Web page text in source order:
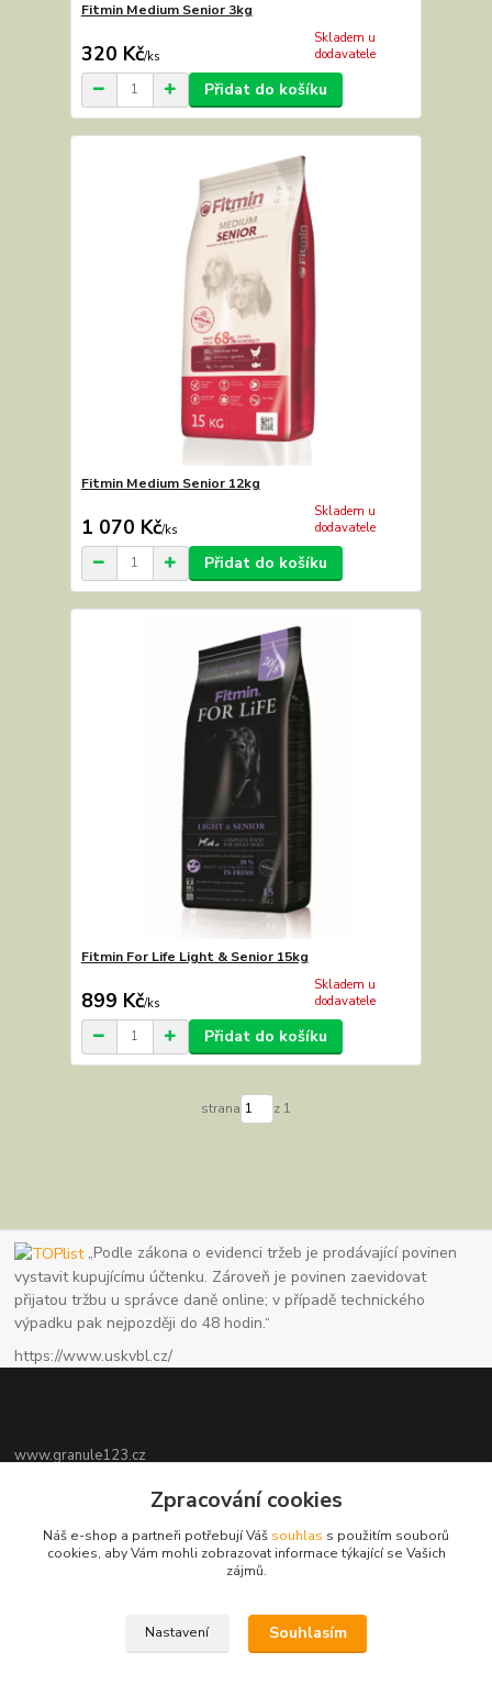
Fitmin Medium Senior 3kg
320 Kč/ks
Skladem u
dodavatele
Přidat do košíku
Fitmin Medium Senior 12kg
1 070 Kč/ks
Skladem u
dodavatele
Přidat do košíku
Fitmin For Life Light & Senior 15kg
899 Kč/ks
Skladem u
dodavatele
Přidat do košíku
strana z 1
„Podle zákona o evidenci tržeb je prodávající povinen
vystavit kupujícímu účtenku. Zároveň je povinen zaevidovat
přijatou tržbu u správce daně online; v případě technického
výpadku pak nejpozději do 48 hodin.“
https://www.uskvbl.cz/
www.granule123.cz
+420775964988
Ut - Pá 8:30 - 16:30, So 8:30 - 11:00
Zpracování cookies
Náš e-shop a partneři potřebují Váš souhlas s použitím souborů
cookies, aby Vám mohli zobrazovat informace týkající se Vašich
zájmů.
Nastavení Souhlasím